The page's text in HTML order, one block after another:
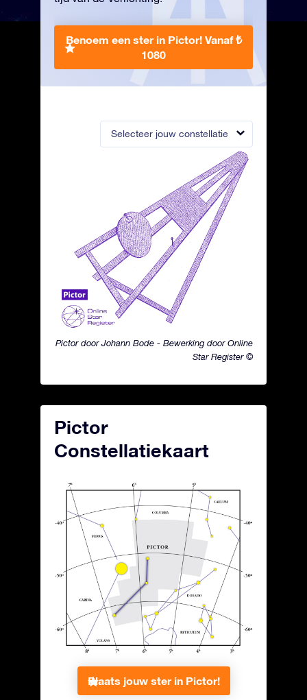
Selecteer jouw constellatie
Pictor door Johann Bode - Bewerking door Online
Star Register ©
Benoem een ster in Pictor! Vanaf ₺
1080
Pictor
Constellatiekaart
Plaats jouw ster in Pictor!